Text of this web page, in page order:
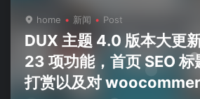
home 新闻 Post
DUX 主题 4.0 版本大更
23 项功能，首页 SEO 标
打赏以及对